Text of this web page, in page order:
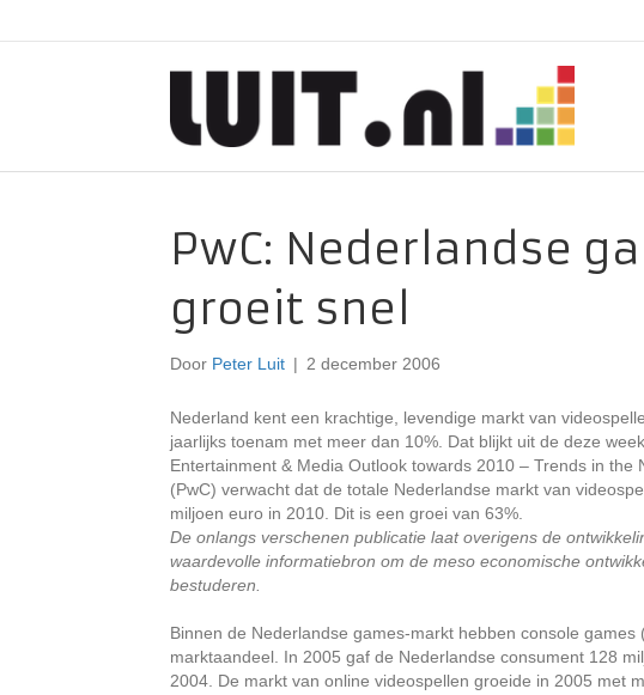
PwC: Nederlandse
groeit snel
Door Peter Luit | 2 december 2006
Nederland kent een krachtige, levendige markt van
jaarlijks toenam met meer dan 10%. Dat blijkt uit de deze
Entertainment & Media Outlook towards 2010 – Trends in
(PwC) verwacht dat de totale Nederlandse markt van
miljoen euro in 2010. Dit is een groei van 63%.
De onlangs verschenen publicatie laat overigens de
waardevolle informatiebron om de meso economische
bestuderen.
Binnen de Nederlandse games-markt hebben console
marktaandeel. In 2005 gaf de Nederlandse consument 128
2004. De markt van online videospellen groeide in 2005 met